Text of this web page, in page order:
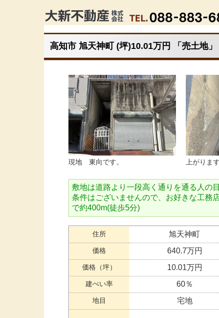
高知市 旭天神町 (坪)10.01万円 「売土地」
現地 東向です。 上がりま
敷地は道路より一段高く通りを通る人
条件はございませんので、お好きな工
で約400m(徒歩5分)
住所 旭天神町
価格 640.7万円
価格（坪） 10.01万円
建ぺい率 60％
地目 宅地